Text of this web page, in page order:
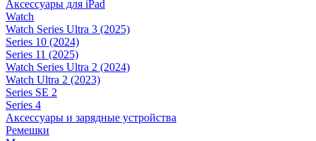
Аксессуары для iPad
Watch
Watch Series Ultra 3 (2025)
Series 10 (2024)
Series 11 (2025)
Watch Series Ultra 2 (2024)
Watch Ultra 2 (2023)
Series SE 2
Series 4
Аксессуары и зарядные устройства
Ремешки